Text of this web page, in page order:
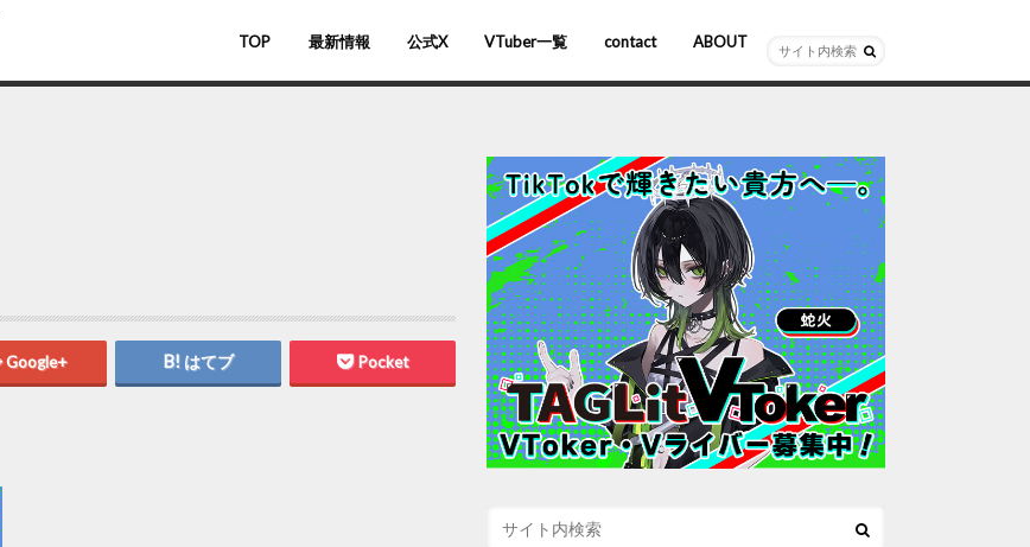
TOP 最新情報 公式X VTuber一覧
バーチャルYouTuber
VR/AR
ホロライブ
にじさんじ
ななしいんく
ぶいすぽっ！
contact ABOUT
Google+ はてブ Pocket